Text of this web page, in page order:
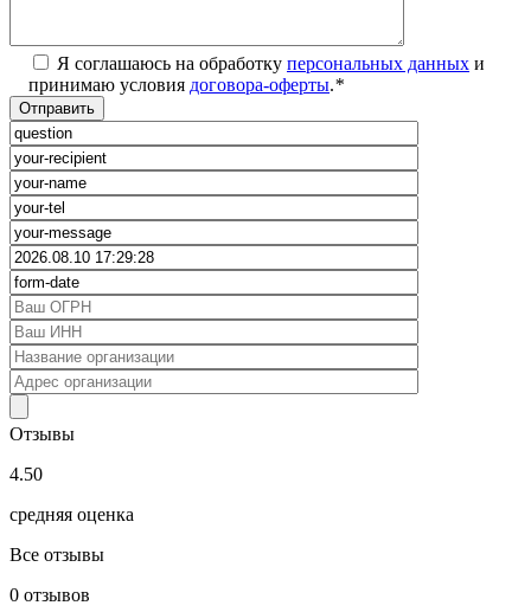
Я соглашаюсь на обработку персональных данных и
принимаю условия договора-оферты.*
Отзывы
4.50
средняя оценка
Все отзывы
0 отзывов